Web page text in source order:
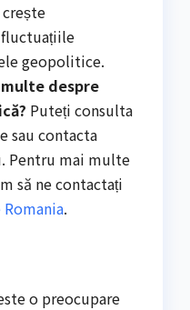
geopolitice.
despre
Puteți consulta
sau contacta
Pentru mai multe
să ne contactați
Romania.
o preocupare